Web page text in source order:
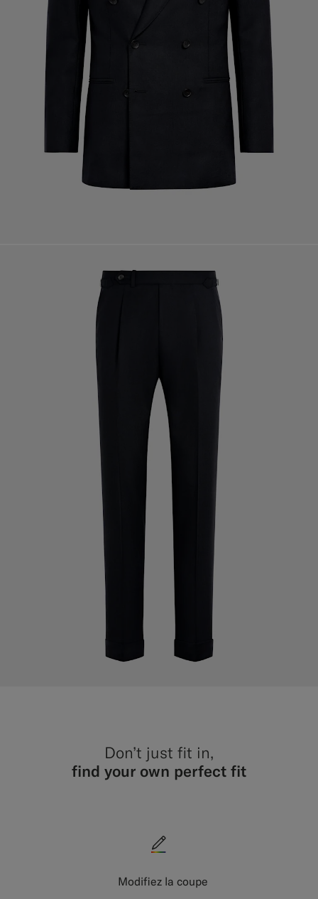
Don’t just fit in,
find your own perfect fit
Modifiez la coupe